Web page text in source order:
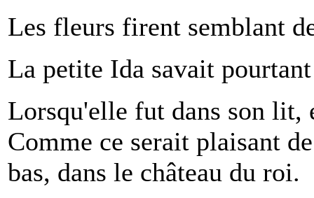
Les fleurs firent semblant
La petite Ida savait
Lorsqu'elle fut dans son lit,
Comme ce serait plaisant
bas, dans le château du roi.